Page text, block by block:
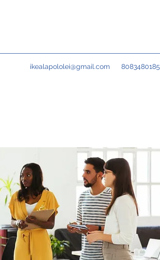
ikealapololei@gmail.com 8083480185